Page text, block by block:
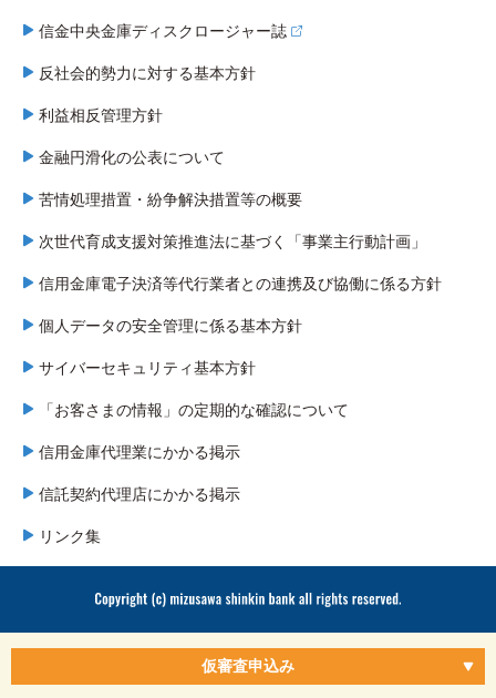
仮審査申込み
信金中央金庫ディスクロージャー誌
反社会的勢力に対する基本方針
利益相反管理方針
金融円滑化の公表について
苦情処理措置・紛争解決措置等の概要
次世代育成支援対策推進法に基づく「事業主行動計画」
信用金庫電子決済等代行業者との連携及び協働に係る方針
個人データの安全管理に係る基本方針
サイバーセキュリティ基本方針
「お客さまの情報」の定期的な確認について
信用金庫代理業にかかる掲示
信託契約代理店にかかる掲示
リンク集